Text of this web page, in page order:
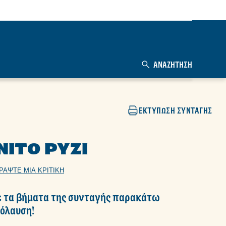
ΑΝΑΖΉΤΗΣΗ
ΕΚΤΎΠΩΣΗ ΣΥΝΤΑΓΉΣ
ΡΎΖΙ
ΜΙΑ ΚΡΙΤΙΚΉ
τα βήματα της συνταγής παρακάτω